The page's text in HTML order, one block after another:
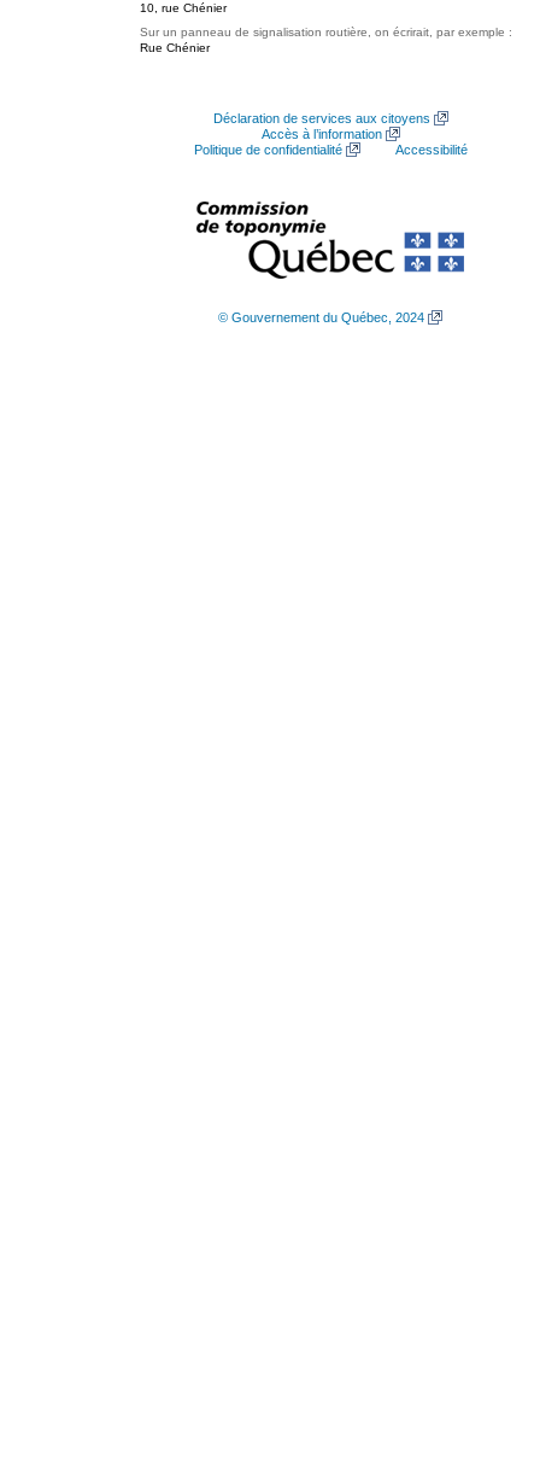
10, rue Chénier
Sur un panneau de signalisation routière, on écrirait, par exemple :
Rue Chénier
Déclaration de services aux citoyens
Accès à l’information
Politique de confidentialité
Accessibilité
© Gouvernement du Québec, 2024